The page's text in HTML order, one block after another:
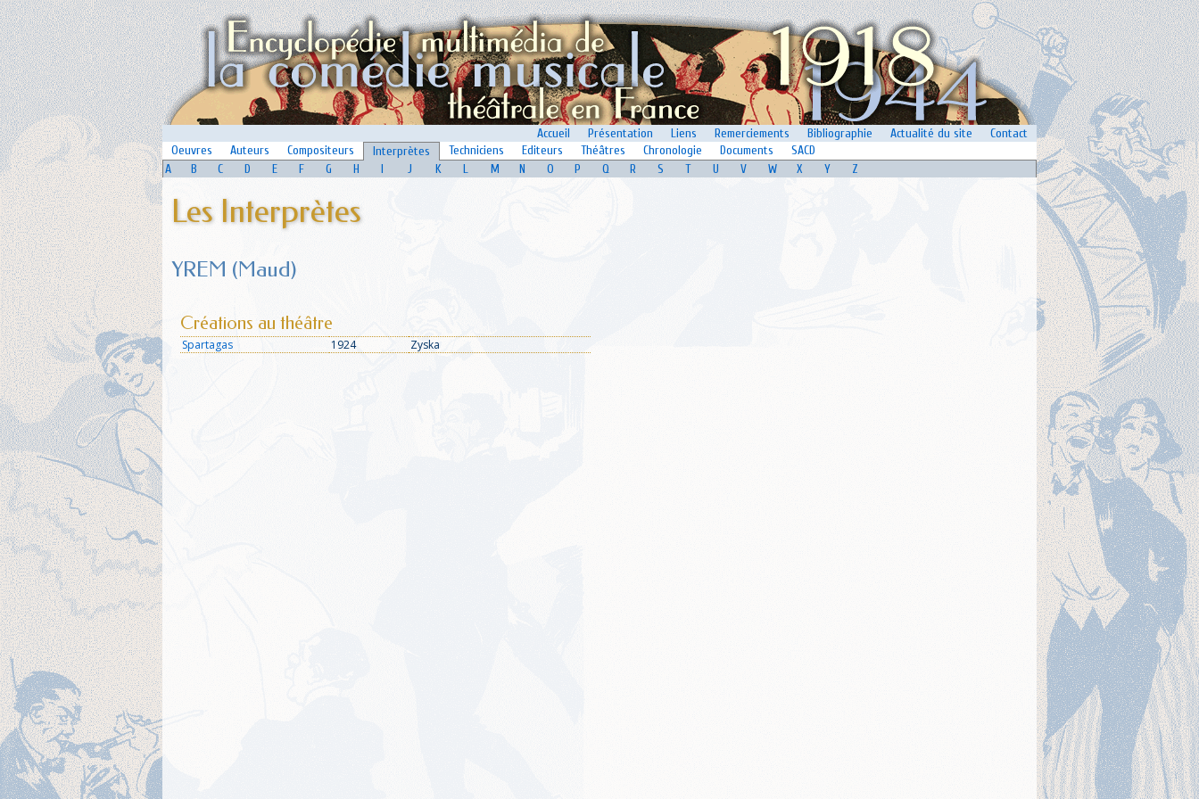
Accueil Présentation Liens Remerciements Bibliographie Actualité du site
Contact
Oeuvres
Auteurs Compositeurs Interprètes Techniciens Editeurs Théâtres Chronologie Documents
SACD
A
B C D E F G H I J K L M N O P Q R S T U V W X Y Z
Les Interprètes
YREM (Maud)
Créations au théâtre
Spartagas 1924 Zyska